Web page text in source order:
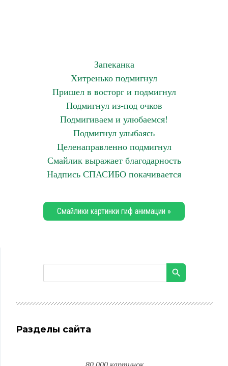
Запеканка
Хитренько подмигнул
Пришел в восторг и подмигнул
Подмигнул из-под очков
Подмигиваем и улюбаемся!
Подмигнул улыбаясь
Целенаправленно подмигнул
Смайлик выражает благодарность
Надпись СПАСИБО покачивается
Смайлики картинки гиф анимации »
Разделы сайта